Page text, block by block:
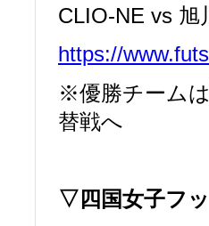
CLIO-NE vs 旭
https://
※優勝チーム
替戦へ
▽四国女子フ